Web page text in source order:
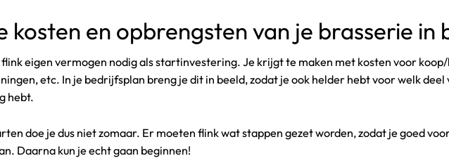
kosten en opbrengsten van je brasserie in
eigen vermogen nodig als startinvestering. Je krijgt te maken met kosten voor
etc. In je bedrijfsplan breng je dit in beeld, zodat je ook helder hebt voor welk deel
hebt.
doe je dus niet zomaar. Er moeten flink wat stappen gezet worden, zodat je goed
Daarna kun je echt gaan beginnen!